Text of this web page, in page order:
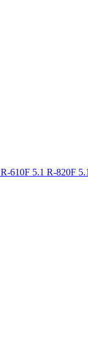
R-610F 5.1 R-820F 5.1